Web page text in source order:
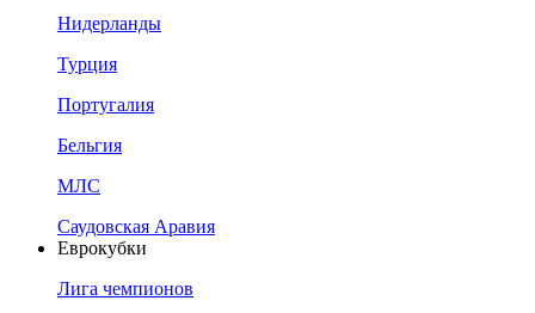
Нидерланды
Турция
Португалия
Бельгия
МЛС
Саудовская Аравия
Еврокубки
Лига чемпионов